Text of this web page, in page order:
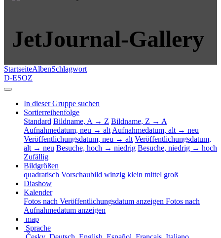
JetJournal-Gallery
StartseiteAlbenSchlagwort
D-ESOZ
In dieser Gruppe suchen
Sortierreihenfolge
Standard Bildname, A → Z Bildname, Z → A
Aufnahmedatum, neu → alt Aufnahmedatum, alt → neu
Veröffentlichungsdatum, neu → alt Veröffentlichungsdatum,
alt → neu Besuche, hoch → niedrig Besuche, niedrig → hoch
Zufällig
Bildgrößen
quadratisch Vorschaubild winzig klein mittel groß
Diashow
Kalender
Fotos nach Veröffentlichungsdatum anzeigen Fotos nach
Aufnahmedatum anzeigen
map
Sprache